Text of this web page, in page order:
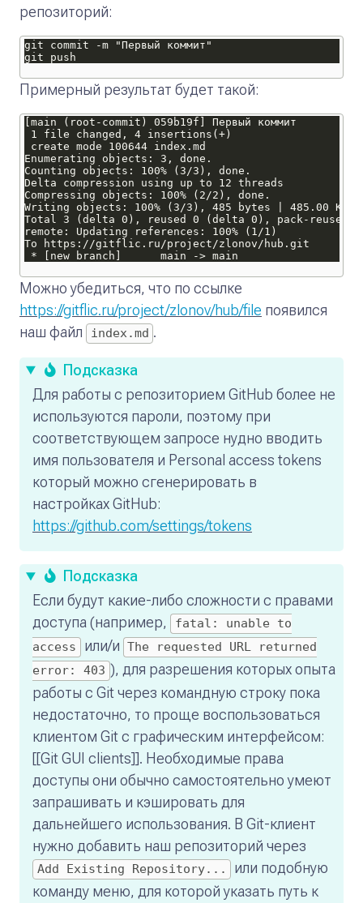
репозиторий:
Примерный результат будет такой:
Можно убедиться, что по ссылке
https://gitflic.ru/project/zlonov/hub/file появился
наш файл
index.md .
Подсказка
Для работы с репозиторием GitHub более не
используются пароли, поэтому при
соответствующем запросе нудно вводить
имя пользователя и Personal access tokens
который можно сгенерировать в
настройках GitHub:
https://github.com/settings/tokens
Подсказка
Если будут какие-либо сложности с правами
доступа (например,
fatal: unable to
access
или/и The requested URL returned
error: 403 ), для разрешения которых опыта
работы с Git через командную строку пока
недостаточно, то проще воспользоваться
клиентом Git с графическим интерфейсом:
[[Git GUI clients]]. Необходимые права
доступы они обычно самостоятельно умеют
запрашивать и кэшировать для
дальнейшего использования. В Git-клиент
нужно добавить наш репозиторий через
Add Existing Repository...
или подобную
команду меню, для которой указать путь к